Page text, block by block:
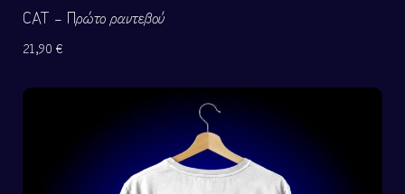
CAT – Πρώτο ραντεβού
21,90 €